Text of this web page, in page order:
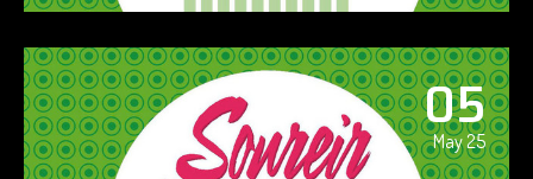
05
May 25